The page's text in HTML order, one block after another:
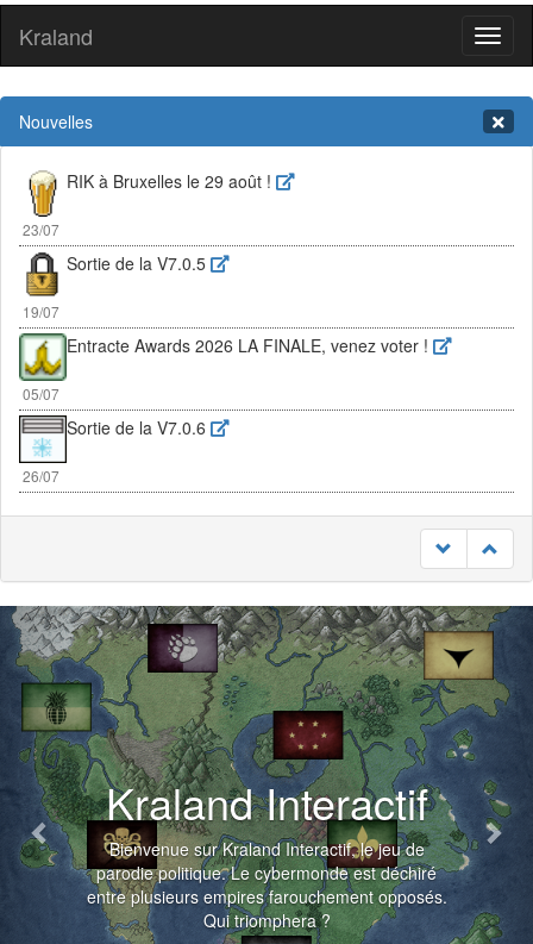
Kraland
Nouvelles
23/07
RIK à Bruxelles le 29 août !
19/07
Sortie de la V7.0.5
05/07
Entracte Awards 2026 LA FINALE, venez voter !
26/07
Sortie de la V7.0.6
Kraland Interactif
Bienvenue sur Kraland Interactif, le jeu de
parodie politique. Le cybermonde est déchiré
entre plusieurs empires farouchement opposés.
Qui triomphera ?
Previous